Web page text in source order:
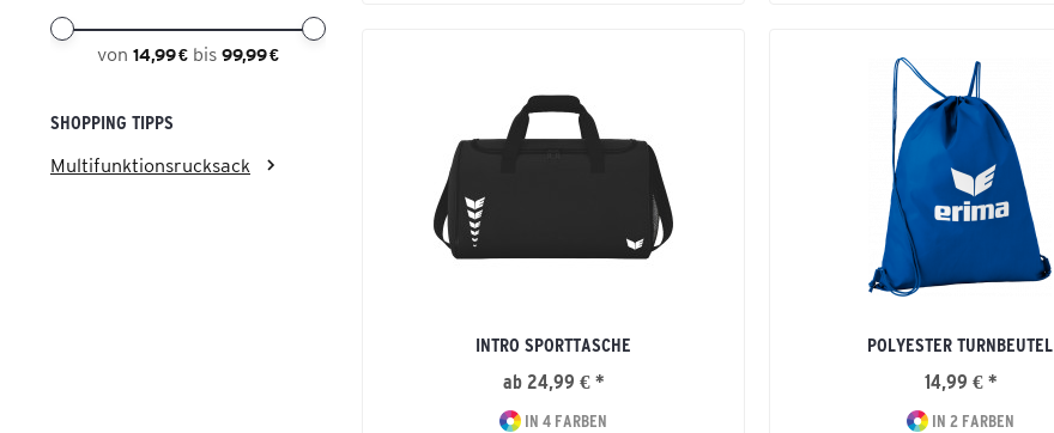
von 14,99 € bis 99,99 €
SHOPPING TIPPS
Multifunktionsrucksack
INTRO SPORTTASCHE
ab 24,99 € *
IN 4 FARBEN
POLYESTER TURNBEUTEL
14,99 € *
IN 2 FARBEN